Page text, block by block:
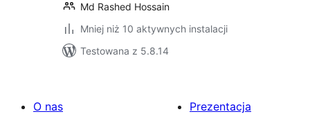
Md Rashed Hossain
Mniej niż 10 aktywnych instalacji
Testowana z 5.8.14
O nas
Prezentacja